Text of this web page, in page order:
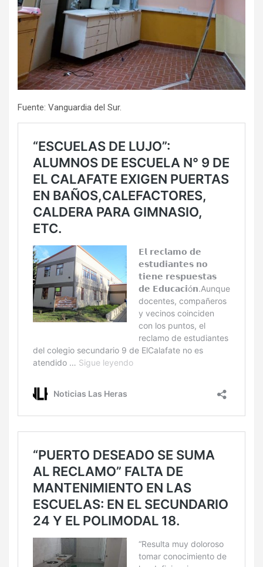
Fuente: Vanguardia del Sur.